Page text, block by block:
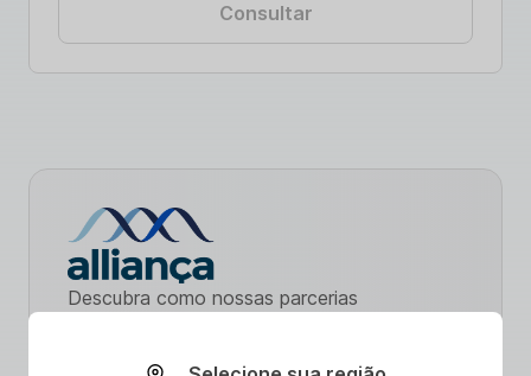
Consultar
Descubra como nossas parcerias